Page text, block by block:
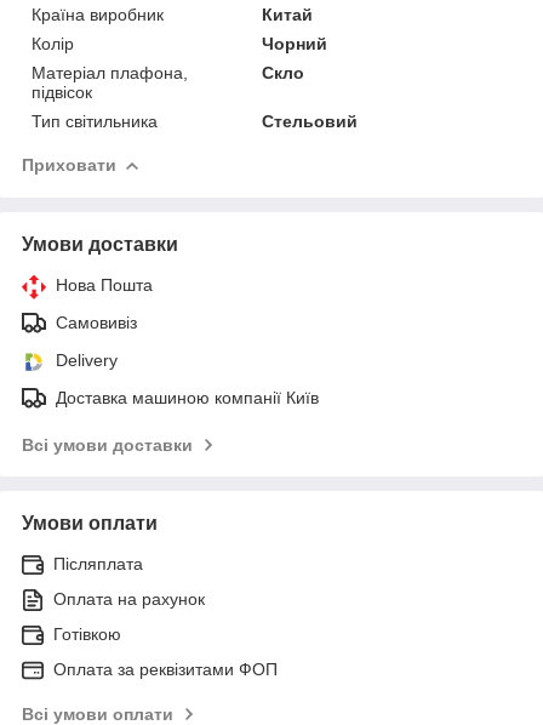
Країна виробник
Китай
Колір
Чорний
Матеріал плафона,
підвісок
Скло
Тип світильника Стельовий
Приховати
Умови доставки
Нова Пошта
Самовивіз
Delivery
Доставка машиною компанії Київ
Всі умови доставки
Умови оплати
Післяплата
Оплата на рахунок
Готівкою
Оплата за реквізитами ФОП
Всі умови оплати